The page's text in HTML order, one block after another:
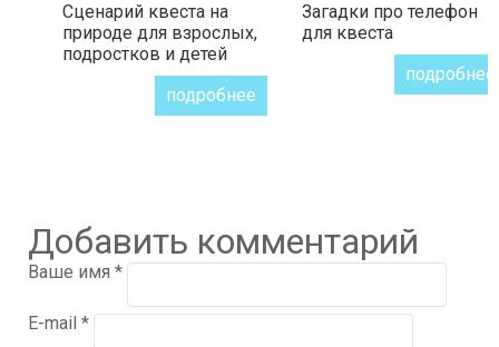
Сценарий квеста на
природе для взрослых,
подростков и детей
подробнее
Загадки про телефон
для квеста
подробнее
Добавить комментарий
Ваше имя *
E-mail *